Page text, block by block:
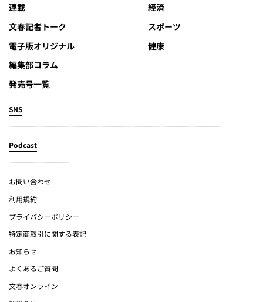
連載
文春記者トーク
電子版オリジナル
編集部コラム
発売号一覧
経済
スポーツ
健康
SNS
Podcast
お問い合わせ
利用規約
プライバシーポリシー
特定商取引に関する表記
お知らせ
よくあるご質問
文春オンライン